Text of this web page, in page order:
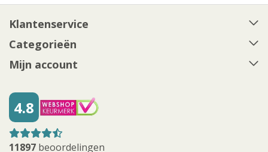
Klantenservice
Categorieën
Mijn account
4.8
11897 beoordelingen